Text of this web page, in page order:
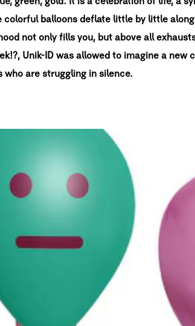
colorful balloons deflate little by little
not only fills you, but above all
Unik-ID was allowed to imagine a new
who are struggling in silence.